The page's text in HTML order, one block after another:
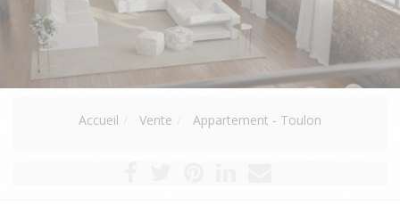
Accueil Vente Appartement - Toulon